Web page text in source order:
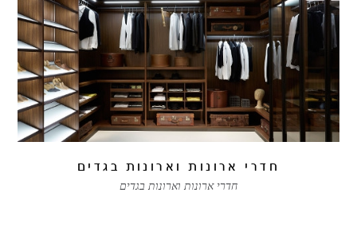
חדרי ארונות וארונות בגדים
חדרי ארונות וארונות בגדים